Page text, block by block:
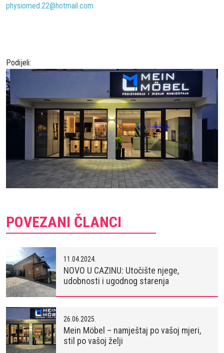
physiomed.22@hotmail.com
Podijeli:
POVEZANI ČLANCI
11.04.2024.
NOVO U CAZINU: Utočište njege,
udobnosti i ugodnog starenja
26.06.2025.
Mein Möbel – namještaj po vašoj mjeri,
stil po vašoj želji